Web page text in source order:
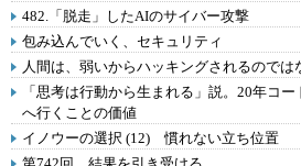
482.「脱走」したAIのサイバー攻撃
包み込んでいく、セキュリティ
人間は、弱いからハッキングされるのでは
「思考は行動から生まれる」説。20年コ
へ行くことの価値
イノウーの選択 (12) 慣れない立ち位置